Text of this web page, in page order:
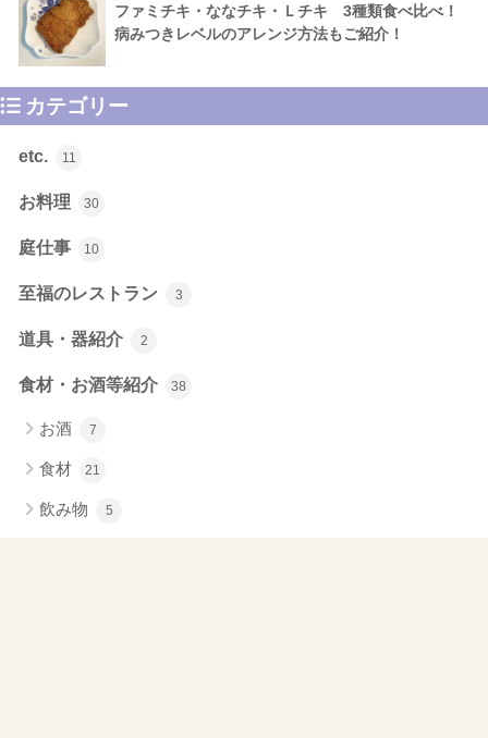
ファミチキ・ななチキ・Ｌチキ 3種類食べ比べ！
病みつきレベルのアレンジ方法もご紹介！
カテゴリー
etc. 11
お料理 30
庭仕事 10
至福のレストラン 3
道具・器紹介 2
食材・お酒等紹介 38
お酒 7
食材 21
飲み物 5